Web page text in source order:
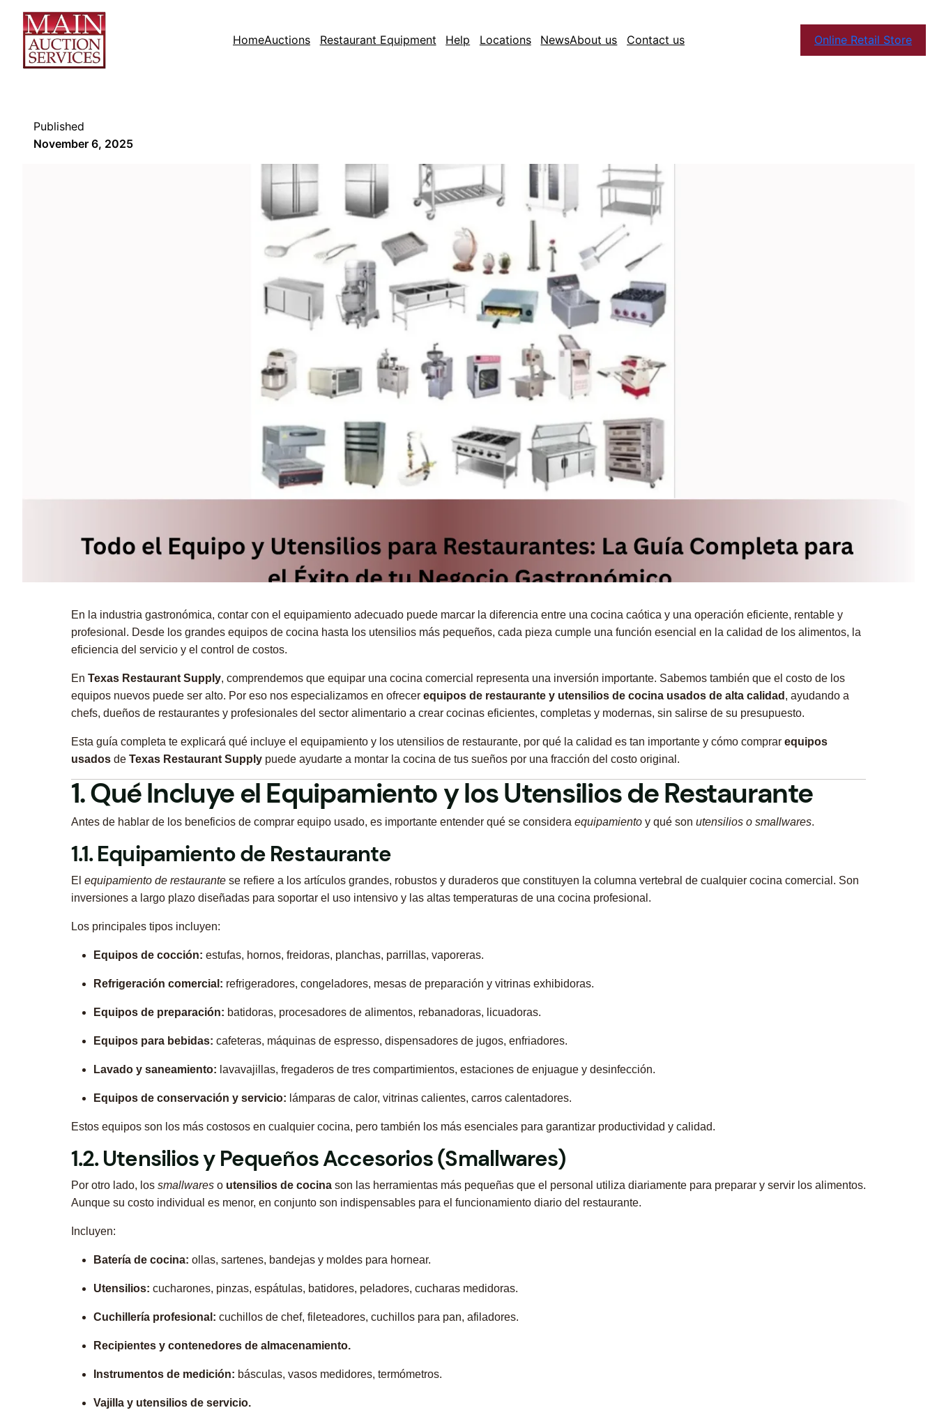
HomeAuctions Restaurant Equipment Help Locations NewsAbout us Contact us Online Retail Store
Published
November 6, 2025
En la industria gastronómica, contar con el equipamiento adecuado puede marcar la diferencia entre una cocina caótica y una operación eficiente, rentable y
profesional. Desde los grandes equipos de cocina hasta los utensilios más pequeños, cada pieza cumple una función esencial en la calidad de los alimentos, la
eficiencia del servicio y el control de costos.
En Texas Restaurant Supply, comprendemos que equipar una cocina comercial representa una inversión importante. Sabemos también que el costo de los
equipos nuevos puede ser alto. Por eso nos especializamos en ofrecer equipos de restaurante y utensilios de cocina usados de alta calidad , ayudando a
chefs, dueños de restaurantes y profesionales del sector alimentario a crear cocinas eficientes, completas y modernas, sin salirse de su presupuesto.
Esta guía completa te explicará qué incluye el equipamiento y los utensilios de restaurante, por qué la calidad es tan importante y cómo comprar equipos
usados de Texas Restaurant Supply puede ayudarte a montar la cocina de tus sueños por una fracción del costo original.
1. Qué Incluye el Equipamiento y los Utensilios de Restaurante
Antes de hablar de los beneficios de comprar equipo usado, es importante entender qué se considera equipamiento y qué son utensilios o smallwares.
1.1. Equipamiento de Restaurante
El equipamiento de restaurante se refiere a los artículos grandes, robustos y duraderos que constituyen la columna vertebral de cualquier cocina comercial. Son
inversiones a largo plazo diseñadas para soportar el uso intensivo y las altas temperaturas de una cocina profesional.
Los principales tipos incluyen:
Equipos de cocción: estufas, hornos, freidoras, planchas, parrillas, vaporeras.
Refrigeración comercial: refrigeradores, congeladores, mesas de preparación y vitrinas exhibidoras.
Equipos de preparación: batidoras, procesadores de alimentos, rebanadoras, licuadoras.
Equipos para bebidas: cafeteras, máquinas de espresso, dispensadores de jugos, enfriadores.
Lavado y saneamiento: lavavajillas, fregaderos de tres compartimientos, estaciones de enjuague y desinfección.
Equipos de conservación y servicio: lámparas de calor, vitrinas calientes, carros calentadores.
Estos equipos son los más costosos en cualquier cocina, pero también los más esenciales para garantizar productividad y calidad.
1.2. Utensilios y Pequeños Accesorios (Smallwares)
Por otro lado, los smallwares o utensilios de cocina son las herramientas más pequeñas que el personal utiliza diariamente para preparar y servir los alimentos.
Aunque su costo individual es menor, en conjunto son indispensables para el funcionamiento diario del restaurante.
Incluyen:
Batería de cocina: ollas, sartenes, bandejas y moldes para hornear.
Utensilios: cucharones, pinzas, espátulas, batidores, peladores, cucharas medidoras.
Cuchillería profesional: cuchillos de chef, fileteadores, cuchillos para pan, afiladores.
Recipientes y contenedores de almacenamiento.
Instrumentos de medición: básculas, vasos medidores, termómetros.
Vajilla y utensilios de servicio.